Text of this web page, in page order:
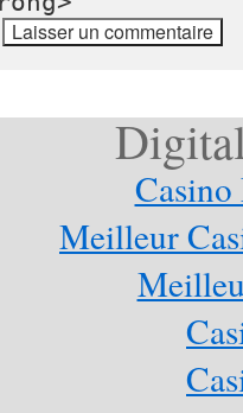
Meilleur